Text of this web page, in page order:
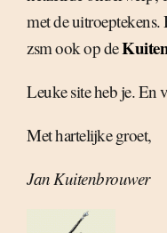
met de
zsm ook op de
Leuke site heb je. En
Met hartelijke groet,
Jan Kuitenbrouwer